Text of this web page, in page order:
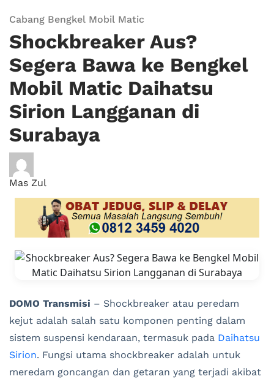
Cabang Bengkel Mobil Matic
Shockbreaker Aus?
Segera Bawa ke Bengkel
Mobil Matic Daihatsu
Sirion Langganan di
Surabaya
Mas Zul
DOMO Transmisi – Shockbreaker atau peredam
kejut adalah salah satu komponen penting dalam
sistem suspensi kendaraan, termasuk pada Daihatsu
Sirion. Fungsi utama shockbreaker adalah untuk
meredam goncangan dan getaran yang terjadi akibat